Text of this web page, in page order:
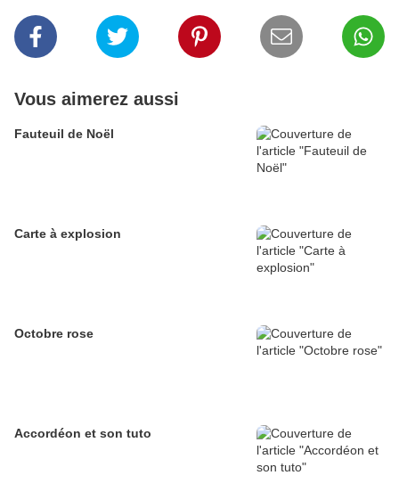
Vous aimerez aussi
Fauteuil de Noël
Carte à explosion
Octobre rose
Accordéon et son tuto